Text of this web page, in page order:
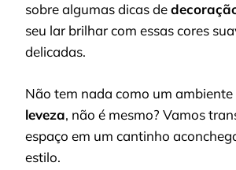
sobre algumas dicas de
seu lar brilhar com essas cores
delicadas.
Não tem nada como um
leveza, não é mesmo? Vamos
espaço em um cantinho
estilo.